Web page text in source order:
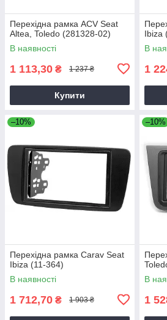
Перехідна рамка ACV Seat
Altea, Toledo (281328-02)
В наявності
1 113,30 ₴ 1 237 ₴
Купити
Ibiza
В
1
–10%
Перехідна рамка Carav Seat
Ibiza (11-364)
В наявності
1 712,70 ₴ 1 903 ₴
–10%
В
1